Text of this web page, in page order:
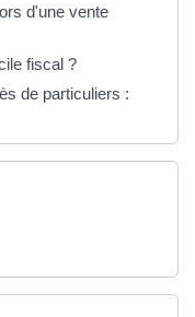
d'une vente
fiscal ?
de particuliers :